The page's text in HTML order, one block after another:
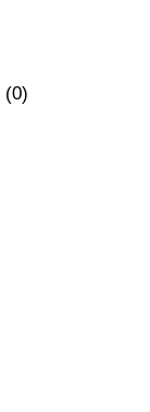
(0)